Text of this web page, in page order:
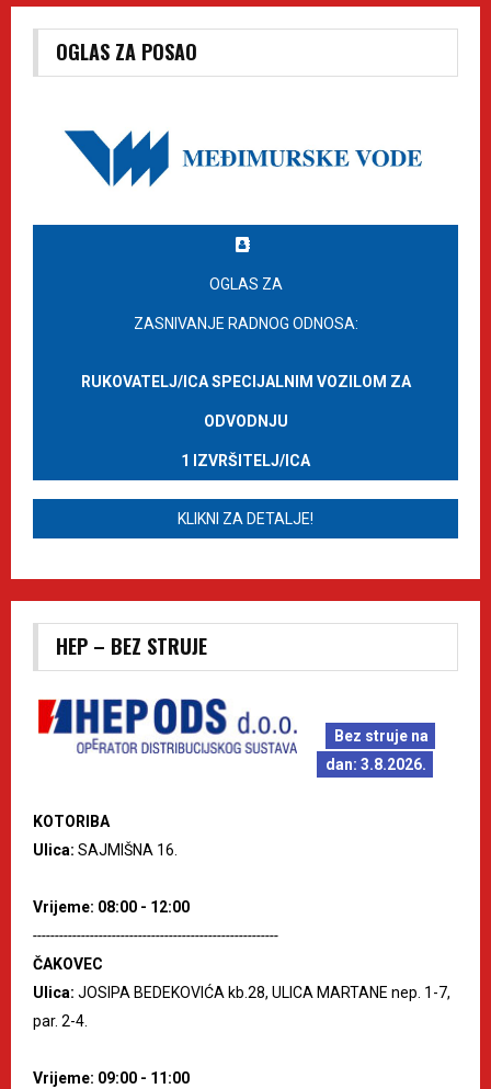
OGLAS ZA POSAO
OGLAS ZA
ZASNIVANJE RADNOG ODNOSA:
RUKOVATELJ/ICA SPECIJALNIM VOZILOM ZA
ODVODNJU
1 IZVRŠITELJ/ICA
KLIKNI ZA DETALJE!
HEP – BEZ STRUJE
Bez struje na
dan: 3.8.2026.
KOTORIBA
Ulica: SAJMIŠNA 16.
Vrijeme: 08:00 - 12:00
--------------------------------------------------------
ČAKOVEC
Ulica: JOSIPA BEDEKOVIĆA kb.28, ULICA MARTANE nep. 1-7,
par. 2-4.
Vrijeme: 09:00 - 11:00